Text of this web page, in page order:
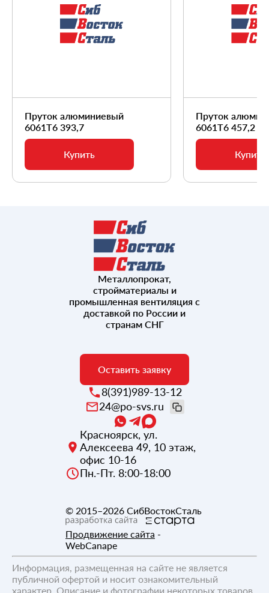
Пруток алюминиевый
6061Т6 393,7
Купить
Пруток
6061Т6 457,2
Купить
Металлопрокат,
стройматериалы и
промышленная вентиляция с
доставкой по России и
странам СНГ
Оставить заявку
8(391)989-13-12
24@po-svs.ru
Красноярск, ул.
Алексеева 49, 10 этаж,
офис 10-16
Пн.-Пт. 8:00-18:00
© 2015–2026 СибВостокСталь
Продвижение сайта -
WebCanape
Информация, размещенная на сайте не является
публичной офертой и носит ознакомительный
характер. Описание и фотографии некоторых товаров